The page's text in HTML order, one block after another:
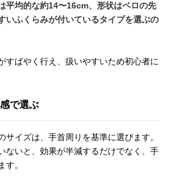
平均的な約14〜16cm、形状はベロの先
いふくらみが付いているタイプを選ぶの
すばやく行え、扱いやすいため初心者に
で選ぶ
サイズは、手首周りを基準に選びます。
ないと、効果が半減するだけでなく、手
す。